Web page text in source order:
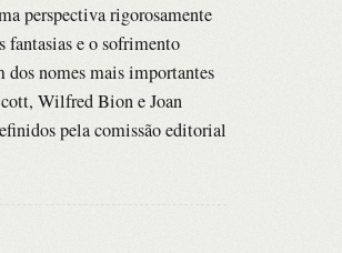
perspectiva rigorosamente
fantasias e o sofrimento
dos nomes mais importantes
Wilfred Bion e Joan
pela comissão editorial